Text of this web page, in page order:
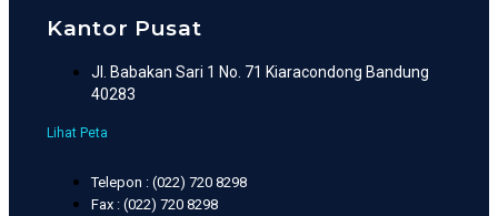
Kantor Pusat
Jl. Babakan Sari 1 No. 71 Kiaracondong Bandung
40283
Lihat Peta
Telepon : (022) 720 8298
Fax : (022) 720 8298